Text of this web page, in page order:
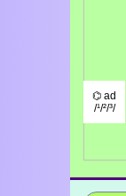
⌬ ad
/¹/²/³/